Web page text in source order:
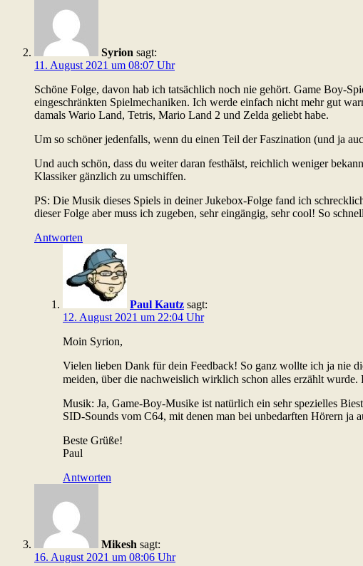
Syrion sagt:
11. August 2021 um 08:07 Uhr
Schöne Folge, davon hab ich tatsächlich noch nie gehört. Game Boy-
eingeschränkten Spielmechaniken. Ich werde einfach nicht mehr gut
damals Wario Land, Tetris, Mario Land 2 und Zelda geliebt habe.
Um so schöner jedenfalls, wenn du einen Teil der Faszination (und ja
Und auch schön, dass du weiter daran festhälst, reichlich weniger
Klassiker gänzlich zu umschiffen.
PS: Die Musik dieses Spiels in deiner Jukebox-Folge fand ich
dieser Folge aber muss ich zugeben, sehr eingängig, sehr cool! So
Antworten
Paul Kautz sagt:
12. August 2021 um 22:04 Uhr
Moin Syrion,
Vielen lieben Dank für dein Feedback! So ganz wollte ich ja nie
meiden, über die nachweislich wirklich schon alles erzählt
Musik: Ja, Game-Boy-Musike ist natürlich ein sehr spezielles
SID-Sounds vom C64, mit denen man bei unbedarften Hörern ja
Beste Grüße!
Paul
Antworten
Mikesh sagt:
16. August 2021 um 08:06 Uhr